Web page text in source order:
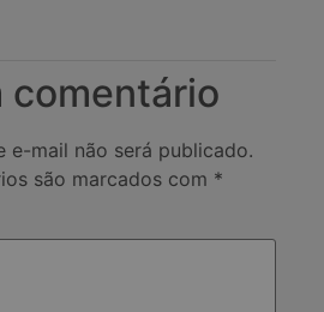
comentário
e-mail não será publicado.
são marcados com *